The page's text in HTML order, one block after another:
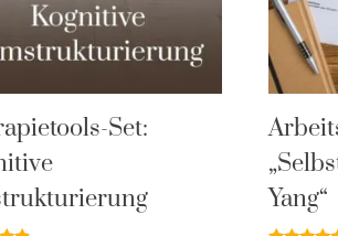
Set:
Yang“